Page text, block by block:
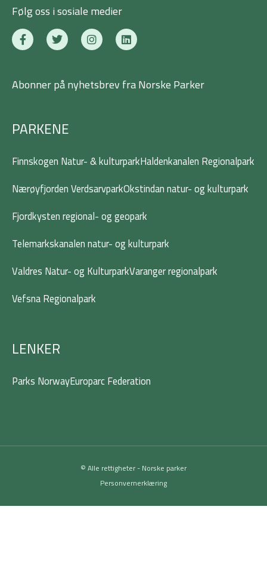
Følg oss i sosiale medier
F
a
c
o
-
f
T
w
i
e
I
n
s
a
g
L
i
n
e
d
Abonner på nyhetsbrev fra Norske Parker
PARKENE
Finnskogen Natur- & kulturparkHaldenkanalen Regionalpark
Nærøyfjorden VerdsarvparkOkstindan natur- og kulturpark
Fjordkysten regional- og geopark
Telemarkskanalen natur- og kulturpark
Valdres Natur- og KulturparkVaranger regionalpark
Vefsna Regionalpark
LENKER
Parks NorwayEuroparc Federation
© Alle rettigheter - Norske parker
Personvernerklæring